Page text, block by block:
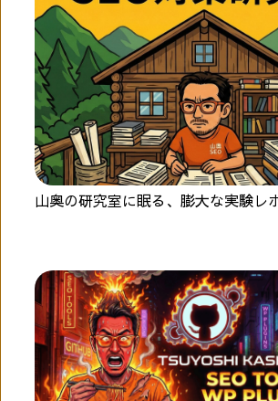
山奥の研究室に眠る、膨大な実験レ